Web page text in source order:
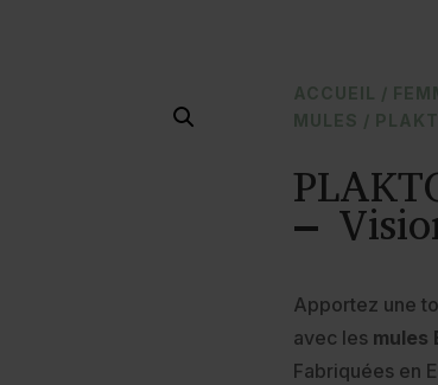
ACCUEIL /
MULES /
–
Apportez une
avec les mules
Fabriquées en